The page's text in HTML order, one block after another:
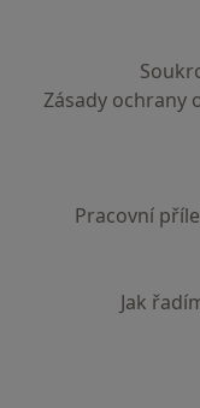
Zásady ochrany
Pracovní
Jak